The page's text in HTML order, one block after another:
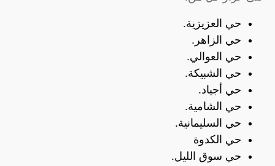
حي العزيزية.
حي الزاهر.
حي العوالي.
حي الشبيكة.
حي أجياد.
حي الشامية.
حي السليمانية.
حي الكدوة
حي سوق الليل.